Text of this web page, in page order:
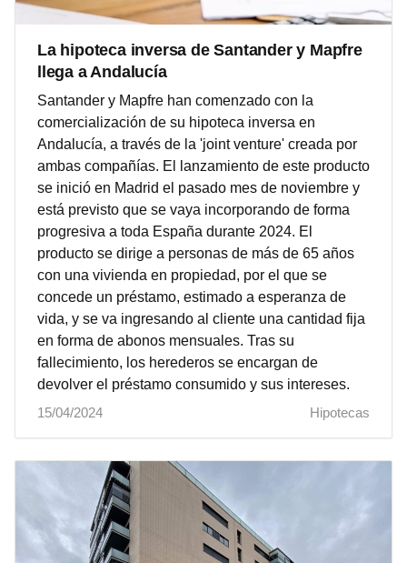
La hipoteca inversa de Santander y Mapfre
llega a Andalucía
Santander y Mapfre han comenzado con la
comercialización de su hipoteca inversa en
Andalucía, a través de la 'joint venture' creada por
ambas compañías. El lanzamiento de este producto
se inició en Madrid el pasado mes de noviembre y
está previsto que se vaya incorporando de forma
progresiva a toda España durante 2024. El
producto se dirige a personas de más de 65 años
con una vivienda en propiedad, por el que se
concede un préstamo, estimado a esperanza de
vida, y se va ingresando al cliente una cantidad fija
en forma de abonos mensuales. Tras su
fallecimiento, los herederos se encargan de
devolver el préstamo consumido y sus intereses.
15/04/2024
Hipotecas